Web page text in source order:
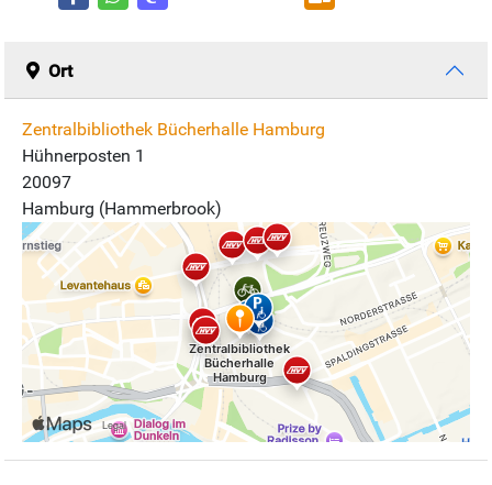
Ort
Zentralbibliothek Bücherhalle Hamburg
Hühnerposten 1
20097
Hamburg (Hammerbrook)